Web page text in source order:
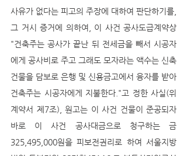
사유가 없다는 피고의 주장에 대하여 판단하기를,
그 거시 증거에 의하여, 이 사건 공사도급계약상
"건축주는 공사가 끝난 뒤 전세금을 빼서 시공자
에게 공사비로 주고 그래도 모자라는 액수는 신축
건물을 담보로 은행 및 신용금고에서 융자를 받아
건축주는 시공자에게 지불한다."고 정한 사실(위
계약서 제7조), 원고는 이 사건 건물이 준공되자
바로 이 사건 공사대금으로 청구하는 금
325,495,000원을 피보전권리로 하여 서울지방